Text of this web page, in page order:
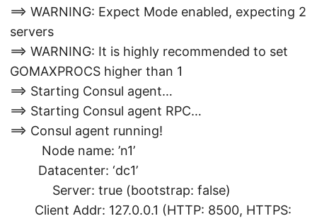
==> WARNING: Expect Mode enabled, expecting 2
servers
==> WARNING: It is highly recommended to set
GOMAXPROCS higher than 1
==> Starting Consul agent…
==> Starting Consul agent RPC…
==> Consul agent running!
Node name: ’n1’
Datacenter: ‘dc1’
Server: true (bootstrap: false)
Client Addr: 127.0.0.1 (HTTP: 8500, HTTPS: